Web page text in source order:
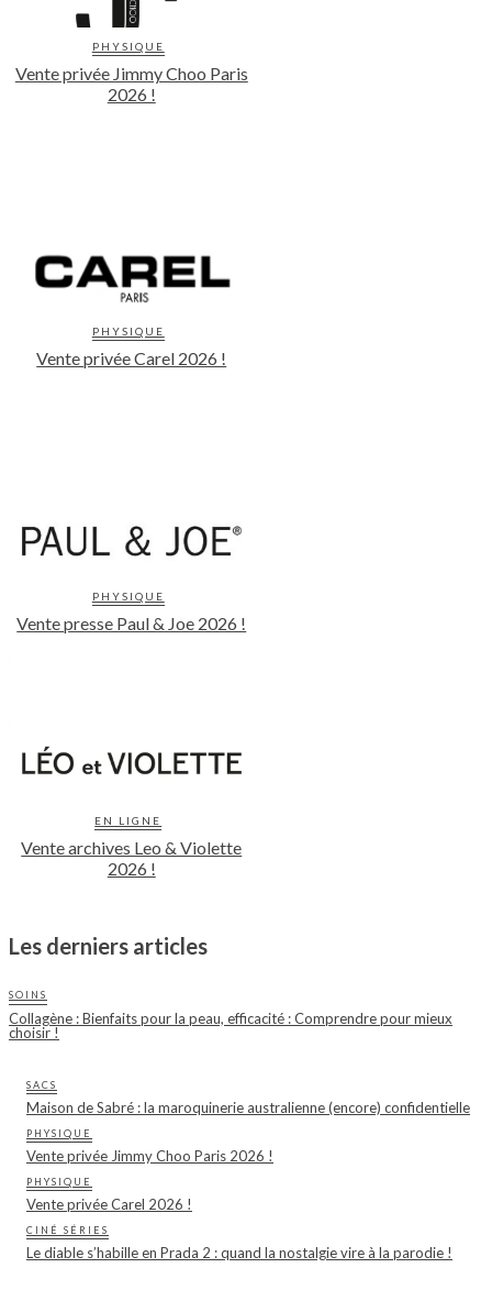
PHYSIQUE
Vente privée Jimmy Choo Paris
2026 !
PHYSIQUE
Vente privée Carel 2026 !
PHYSIQUE
Vente presse Paul & Joe 2026 !
EN LIGNE
Vente archives Leo & Violette
2026 !
Les derniers articles
SOINS
Collagène : Bienfaits pour la peau, efficacité : Comprendre pour mieux
choisir !
SACS
Maison de Sabré : la maroquinerie australienne (encore) confidentielle
PHYSIQUE
Vente privée Jimmy Choo Paris 2026 !
PHYSIQUE
Vente privée Carel 2026 !
CINÉ SÉRIES
Le diable s’habille en Prada 2 : quand la nostalgie vire à la parodie !